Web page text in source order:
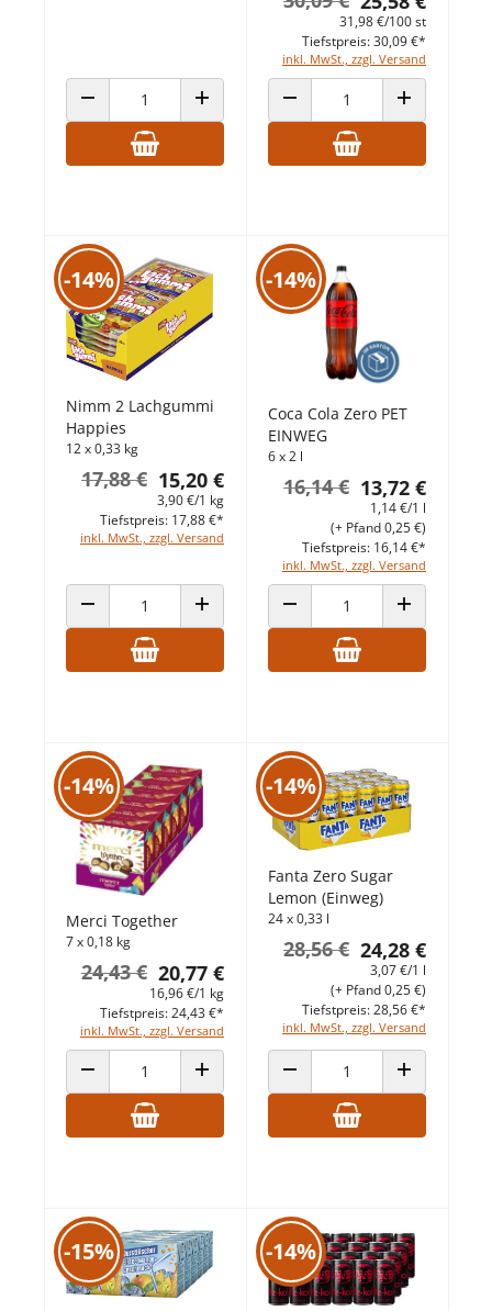
ANZAHL VERRINGERNANZAHL ERHÖHEN
31,98 €/100 st
inkl. MwSt., zzgl. Versand
Tiefstpreis: 30,09 €*
ANZAHL VERRINGERNANZAHL
-14%
Nimm 2 Lachgummi
Happies
12 x 0,33 kg
15,20 €
17,88 €
3,90 €/1 kg
inkl. MwSt., zzgl. Versand
Tiefstpreis: 17,88 €*
ANZAHL VERRINGERNANZAHL ERHÖHEN
-14%
Coca Cola Zero PET
EINWEG
6 x 2 l
13,72 €
16,14 €
1,14 €/1 l
inkl. MwSt., zzgl. Versand
(+ Pfand 0,25 €)
Tiefstpreis: 16,14 €*
ANZAHL VERRINGERNANZAHL
-14%
Merci Together
7 x 0,18 kg
20,77 €
24,43 €
16,96 €/1 kg
inkl. MwSt., zzgl. Versand
Tiefstpreis: 24,43 €*
ANZAHL VERRINGERNANZAHL ERHÖHEN
-14%
Fanta Zero Sugar
Lemon (Einweg)
24 x 0,33 l
24,28 €
28,56 €
3,07 €/1 l
inkl. MwSt., zzgl. Versand
(+ Pfand 0,25 €)
Tiefstpreis: 28,56 €*
ANZAHL VERRINGERNANZAHL
-15% -14%